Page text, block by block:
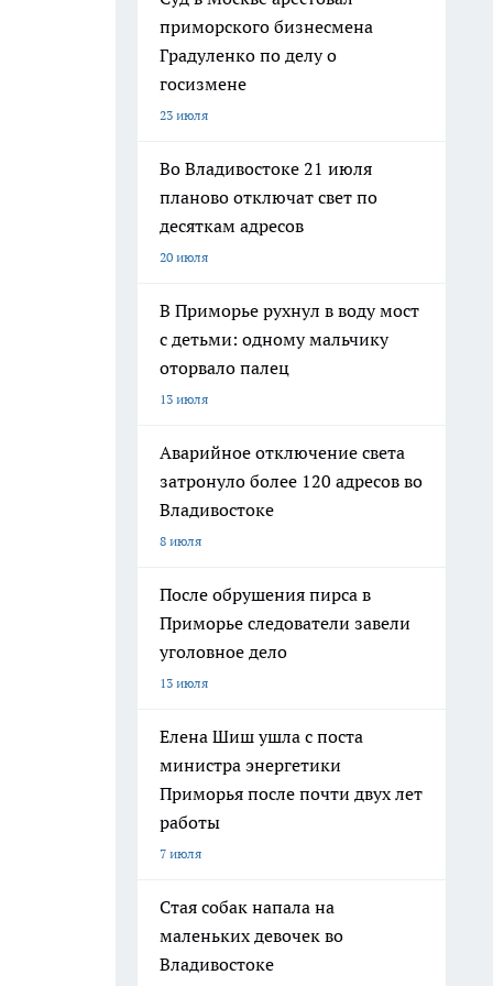
приморского бизнесмена
Градуленко по делу о
госизмене
23 июля
Во Владивостоке 21 июля
планово отключат свет по
десяткам адресов
20 июля
В Приморье рухнул в воду мост
с детьми: одному мальчику
оторвало палец
13 июля
Аварийное отключение света
затронуло более 120 адресов во
Владивостоке
8 июля
После обрушения пирса в
Приморье следователи завели
уголовное дело
13 июля
Елена Шиш ушла с поста
министра энергетики
Приморья после почти двух лет
работы
7 июля
Стая собак напала на
маленьких девочек во
Владивостоке